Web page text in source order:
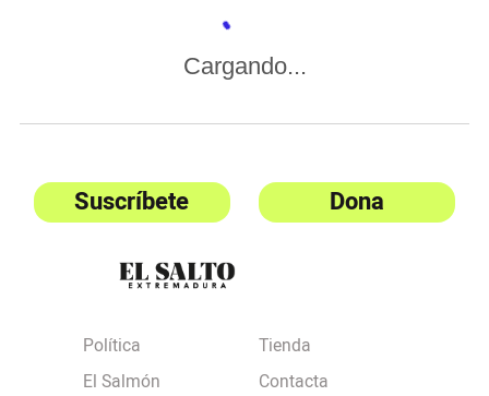
Cargando...
Suscríbete Dona
Política
El Salmón
Tienda
Contacta